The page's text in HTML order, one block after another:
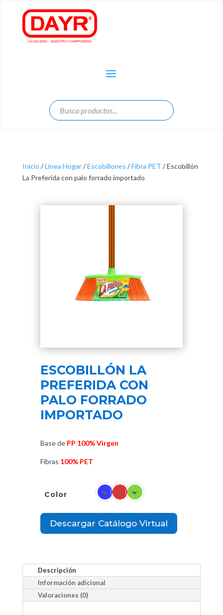
Inicio /Linea Hogar/Escobillones /Fibra PET / Escobillón
La Preferida con palo forrado importado
ESCOBILLÓN LA
PREFERIDA CON
PALO FORRADO
IMPORTADO
Base de PP 100% Virgen
Fibras 100% PET
Color
Descargar Catálogo Virtual
Descripción
Información adicional
Valoraciones (0)